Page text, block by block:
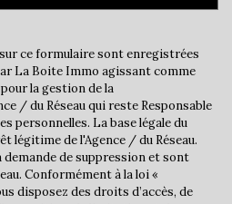
30 140
ce formulaire sont enregistrées
La Boite Immo agissant comme
la gestion de la
/ du Réseau qui reste Responsable
personnelles. La base légale du
légitime de l'Agence / du Réseau.
demande de suppression et sont
Conformément à la loi «
disposez des droits d’accès, de